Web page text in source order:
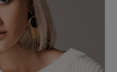
la...! różowa z perłowym sercem